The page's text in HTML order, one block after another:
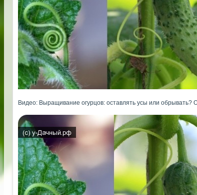
Видео: Выращивание огурцов: оставлять усы или